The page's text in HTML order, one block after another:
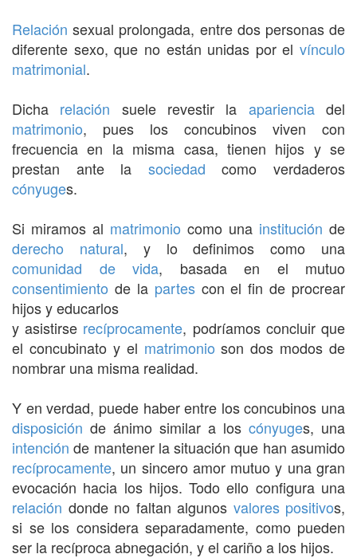
Relación sexual prolongada, entre dos personas de
diferente sexo, que no están unidas por el vínculo
matrimonial.
Dicha relación suele revestir la aparienciadel
matrimonio, pues los concubinos viven con
frecuencia en la misma casa, tienen hijos y se
prestan ante la sociedad como verdaderos
cónyuges.
Si miramos al matrimonio como una institución de
derecho natural, y lo definimos como una
comunidad de vida, basada en el mutuo
consentimiento de la partescon el fin de procrear
hijos y educarlos
y asistirse recíprocamente, podríamos concluir que
el concubinato y el matrimonio son dos modos de
nombrar una misma realidad.
Y en verdad, puede haber entre los concubinos una
disposición de ánimo similar a los cónyuges, una
intención de mantener la situación que han asumido
recíprocamente, un sincero amor mutuo y una gran
evocación hacia los hijos. Todo ello configura una
relación donde no faltan algunos valores positivos,
si se los considera separadamente, como pueden
ser la recíproca abnegación, y el cariño a los hijos.